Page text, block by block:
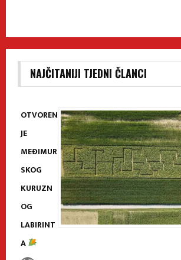
NAJČITANIJI TJEDNI ČLANCI
OTVOREN
JE
MEĐIMUR
SKOG
KURUZN
OG
LABIRINT
A